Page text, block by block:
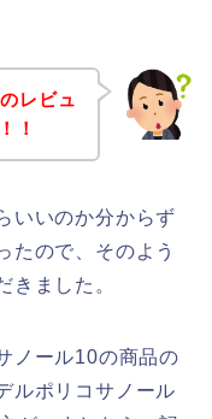
レビュ
！
いいのか分からず
たので、そのよう
きました。
ノール10の商品の
ルポリコサノール